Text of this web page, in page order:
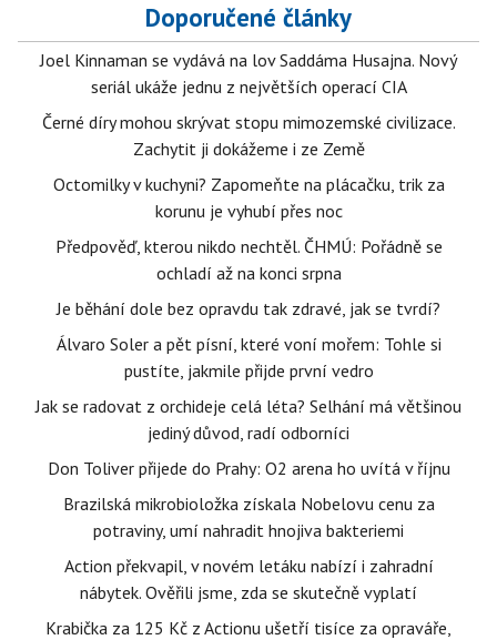
Doporučené články
Joel Kinnaman se vydává na lov Saddáma Husajna. Nový
seriál ukáže jednu z největších operací CIA
Černé díry mohou skrývat stopu mimozemské civilizace.
Zachytit ji dokážeme i ze Země
Octomilky v kuchyni? Zapomeňte na plácačku, trik za
korunu je vyhubí přes noc
Předpověď, kterou nikdo nechtěl. ČHMÚ: Pořádně se
ochladí až na konci srpna
Je běhání dole bez opravdu tak zdravé, jak se tvrdí?
Álvaro Soler a pět písní, které voní mořem: Tohle si
pustíte, jakmile přijde první vedro
Jak se radovat z orchideje celá léta? Selhání má většinou
jediný důvod, radí odborníci
Don Toliver přijede do Prahy: O2 arena ho uvítá v říjnu
Brazilská mikrobioložka získala Nobelovu cenu za
potraviny, umí nahradit hnojiva bakteriemi
Action překvapil, v novém letáku nabízí i zahradní
nábytek. Ověřili jsme, zda se skutečně vyplatí
Krabička za 125 Kč z Actionu ušetří tisíce za opraváře,